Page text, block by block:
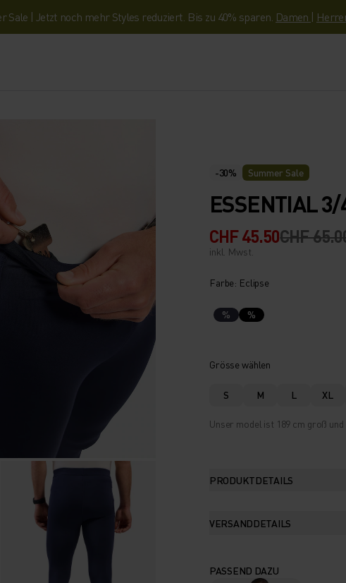
Sale | Jetzt noch mehr Styles reduziert. Bis zu 40% sparen. Damen |
-30% Summer Sale
ESSENTIAL
CHF 45.50CHF
inkl. Mwst.
Farbe: Eclipse
% %
Grösse wählen
S M L XL
Unser model ist 189 cm groß und
PRODUKTDETAILS
VERSANDDETAILS
PASSEND DAZU